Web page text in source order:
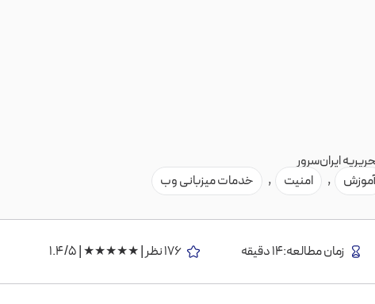
ایران‌سرور
آموزش , امنیت , خدمات میزبانی وب
زمان مطالعه:14 دقیقه 176 نظر | ★★★★★ | 1.4/5